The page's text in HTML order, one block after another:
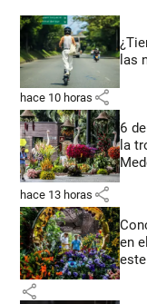
las
hace 10 horas share
6
la
hace 13 horas share
en
share